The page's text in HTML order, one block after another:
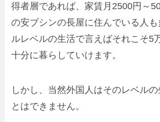
得者層であれば、家賃月2500円～
の安ブシンの長屋に住んでいる人
ルレベルの生活で言えばそれこそ5
十分に暮らしていけます。
しかし、当然外国人はそのレベルの
とはできません。